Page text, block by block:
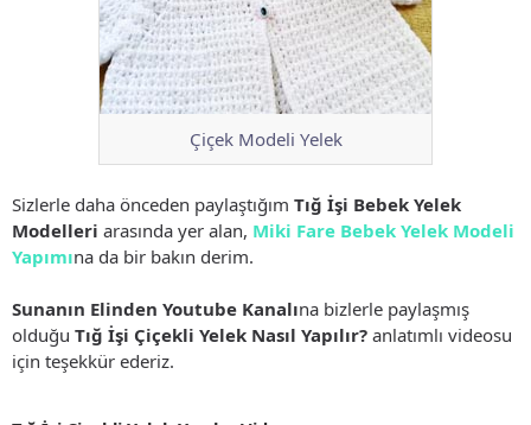
Çiçek Modeli Yelek
Sizlerle daha önceden paylaştığım Tığ İşi Bebek Yelek
Modelleri arasında yer alan, Miki Fare Bebek Yelek Modeli
Yapımına da bir bakın derim.
Sunanın Elinden Youtube Kanalına bizlerle paylaşmış
olduğu Tığ İşi Çiçekli Yelek Nasıl Yapılır? anlatımlı videosu
için teşekkür ederiz.